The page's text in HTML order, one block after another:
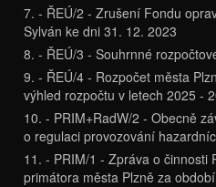
7. - ŘEÚ/2 - Zrušení Fondu
Sylván ke dni 31. 12. 2023
8. - ŘEÚ/3 - Souhrnné
9. - ŘEÚ/4 - Rozpočet města
výhled rozpočtu v letech 2025 -
10. - PRIM+RadW/2 - Obecně
o regulaci provozování
11. - PRIM/1 - Zpráva o činnosti
primátora města Plzně za